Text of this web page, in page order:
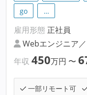
go
…
雇用形態 正社員
Webエンジニア
年収 450万円 〜
一部リモート可